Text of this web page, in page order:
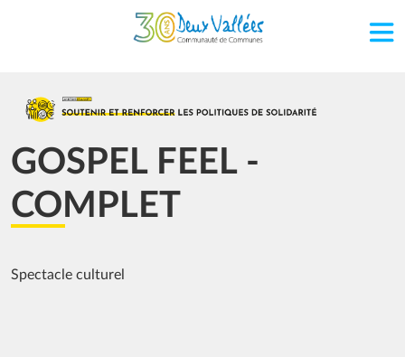
Aller au contenu principal
Image
GOSPEL FEEL -
COMPLET
Spectacle culturel